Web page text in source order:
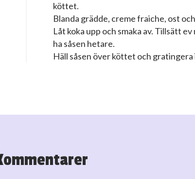
köttet.
Blanda grädde, creme fraiche, ost
Låt koka upp och smaka av. Tillsätt
ha såsen hetare.
Häll såsen över köttet och gratingera